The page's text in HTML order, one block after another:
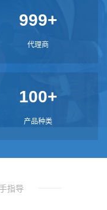
999+
代理商
100+
产品种类
指导